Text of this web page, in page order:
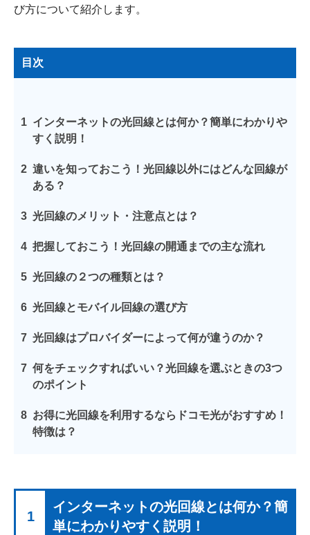
び方について紹介します。
目次
1 インターネットの光回線とは何か？簡単にわかりや
すく説明！
2 違いを知っておこう！光回線以外にはどんな回線が
ある？
3 光回線のメリット・注意点とは？
4 把握しておこう！光回線の開通までの主な流れ
5 光回線の２つの種類とは？
6 光回線とモバイル回線の選び方
7 光回線はプロバイダーによって何が違うのか？
7 何をチェックすればいい？光回線を選ぶときの3つ
のポイント
8 お得に光回線を利用するならドコモ光がおすすめ！
特徴は？
1
インターネットの光回線とは何か？簡
単にわかりやすく説明！